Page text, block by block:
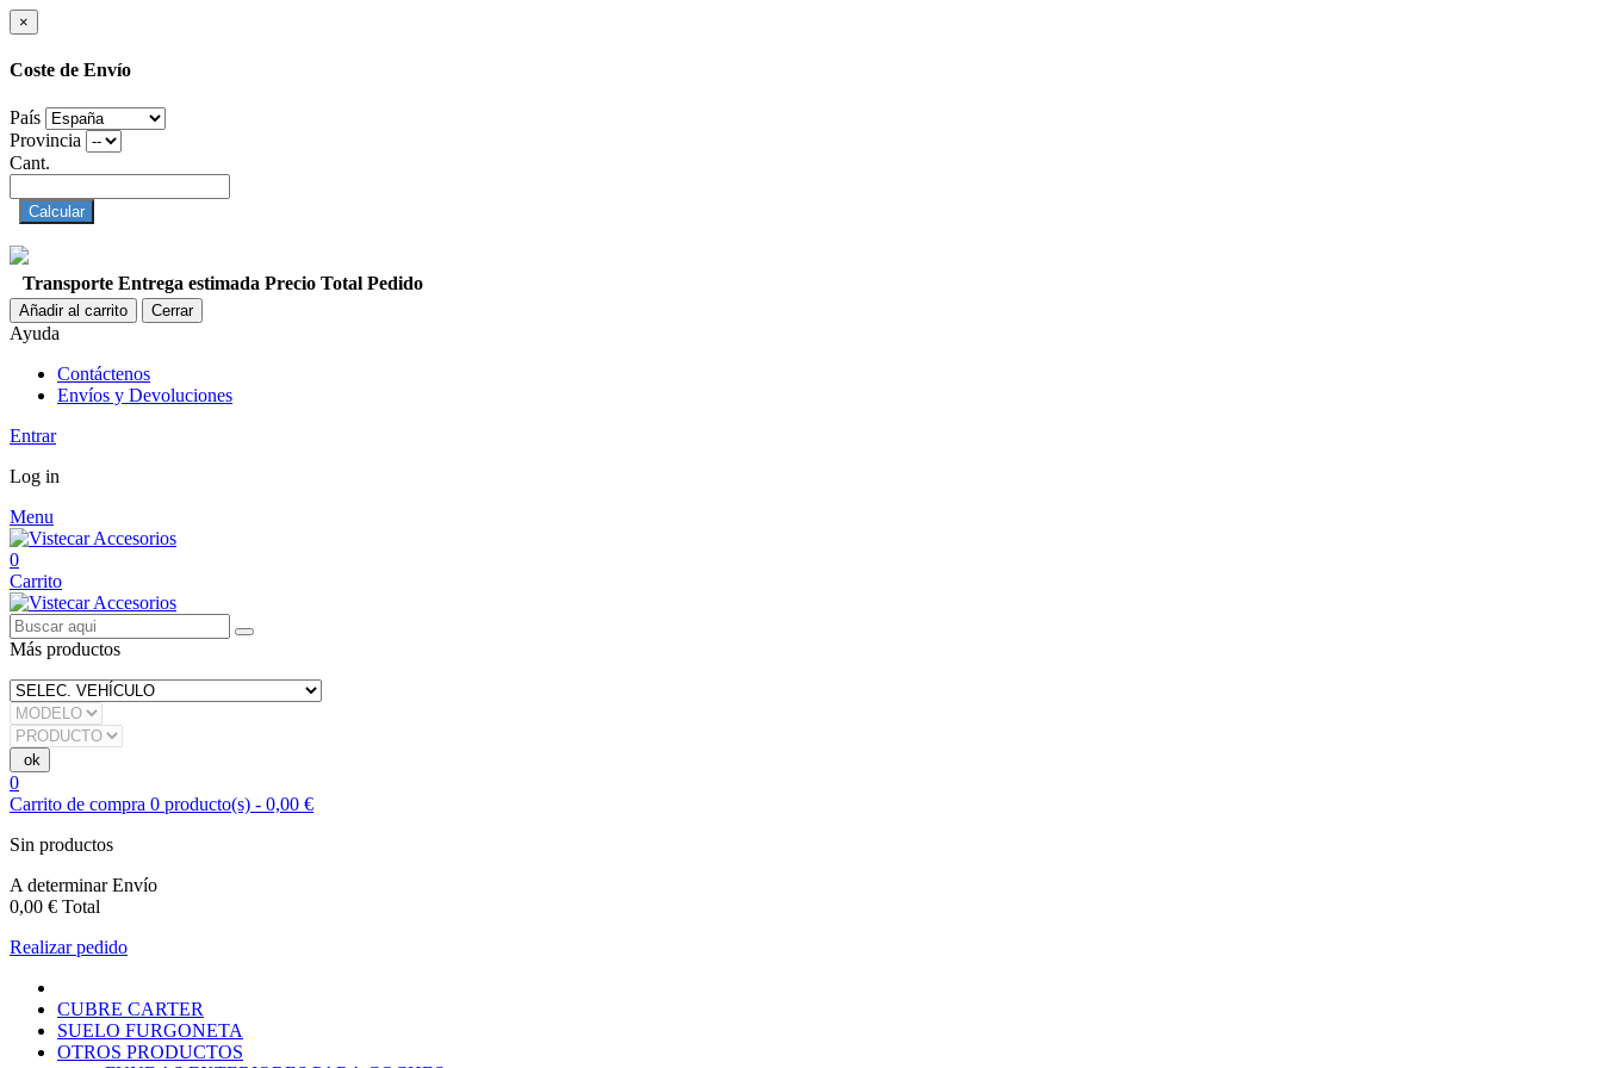
×
Coste de Envío
País
Provincia
Cant.
Calcular
Transporte Entrega estimada Precio Total Pedido
Añadir al carrito Cerrar
Ayuda
Contáctenos
Envíos y Devoluciones
Entrar
Log in
Menu
0
Carrito
Más productos
0
Carrito de compra 0 producto(s) - 0,00 €
Sin productos
A determinarEnvío
0,00 € Total
Realizar pedido
CUBRE CARTER
SUELO FURGONETA
OTROS PRODUCTOS